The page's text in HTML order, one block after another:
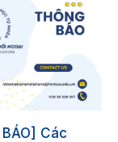
BÁO] Các